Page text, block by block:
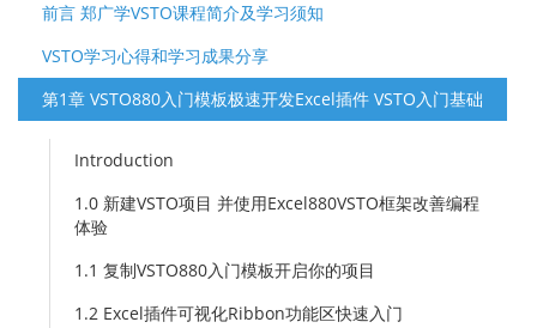
前言 郑广学VSTO课程简介及学习须知
VSTO学习心得和学习成果分享
第1章 VSTO880入门模板极速开发Excel插件 VSTO入门基础
Introduction
1.0 新建VSTO项目 并使用Excel880VSTO框架改善编程
体验
1.1 复制VSTO880入门模板开启你的项目
1.2 Excel插件可视化Ribbon功能区快速入门